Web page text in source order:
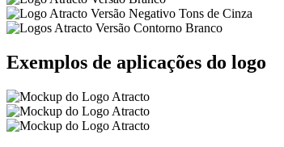
Exemplos de aplicações do logo